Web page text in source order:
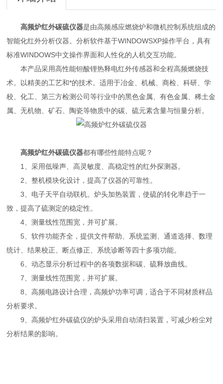
高频炉红外碳硫仪器是由高频感应燃烧炉和微机控制系统组成的
智能化红外分析仪器。分析软件基于WINDOWSXP操作平台，具有
标准WINDOWS中文操作界面和人性化的人机交互功能。
本产品采用高性能钽酸锂热释电红外传感器和全程高频燃烧技
术。以精美的工艺和*的技术。适用于冶金、机械、商检、科研、学
校、化工、第三方检测公司等行业中的黑色金属、有色金属、稀土金
属、无机物、矿石、陶瓷等物质中的碳、硫元素含量与恒量分析。
高频炉红外碳硫仪器都有哪些性能特点呢？
1、采用低噪声、高灵敏度、高稳定性的红外探测器。
2、整机模块化设计，提高了仪器的可靠性。
3、电子天平自动联机。炉头加热装置，使硫的转化率趋于一
致，提高了硫测定的稳定性。
4、测量线性范围宽，并可扩展。
5、软件功能齐全，提供文件帮助、系统监测、通道选择、数理
统计、结果校正、断点修正、系统诊断等四十多项功能。
6、动态显示分析过程中的各项数据和碳、硫释放曲线。
7、测量线性范围宽，并可扩展。
8、高频电路设计合理，高频炉功率可调，适合于不同材质样品
分析要求。
9、高频炉红外碳硫仪的炉头采用自动清扫装置，可减少粉尘对
分析结果的影响。